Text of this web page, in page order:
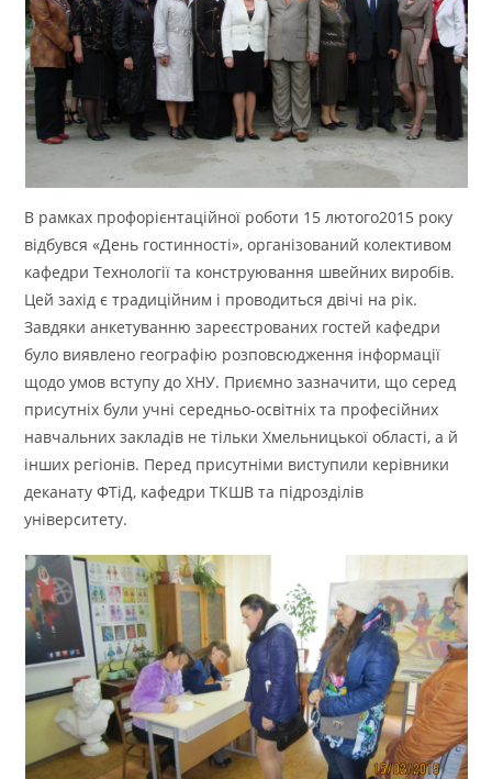
В рамках профорієнтаційної роботи 15 лютого2015 року
відбувся «День гостинності», організований колективом
кафедри Технології та конструювання швейних виробів.
Цей захід є традиційним і проводиться двічі на рік.
Завдяки анкетуванню зареєстрованих гостей кафедри
було виявлено географію розповсюдження інформації
щодо умов вступу до ХНУ. Приємно зазначити, що серед
присутніх були учні середньо-освітніх та професійних
навчальних закладів не тільки Хмельницької області, а й
інших регіонів. Перед присутніми виступили керівники
деканату ФТіД, кафедри ТКШВ та підрозділів
університету.